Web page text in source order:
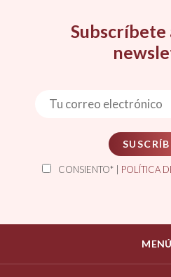
Subscríbete
CONSIENTO* | POLÍTICA
MENÚ